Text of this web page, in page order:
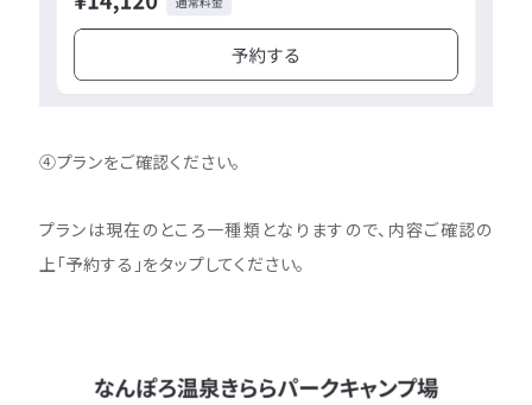
④プランをご確認ください。
プランは現在のところ一種類となりますので、内容ご確認の
上「予約する」をタップしてください。